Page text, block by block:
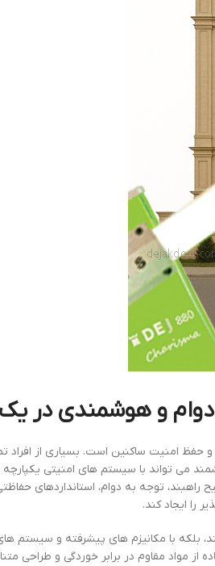
دوام و هوشمندی در
حفظ امنیت ساکنین است. بسیاری از افراد
می تواند با سیستم های امنیتی
توجه به دوام، استانداردهای
را ایجاد کند.
بلکه با مکانیزم های پیشرفته و سیستم
از مواد مقاوم در برابر خوردگی و طراحی